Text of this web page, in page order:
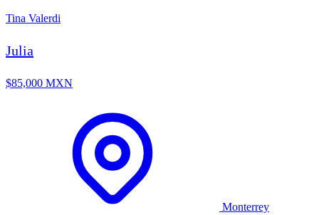
Tina Valerdi
Julia
$85,000 MXN
Monterrey